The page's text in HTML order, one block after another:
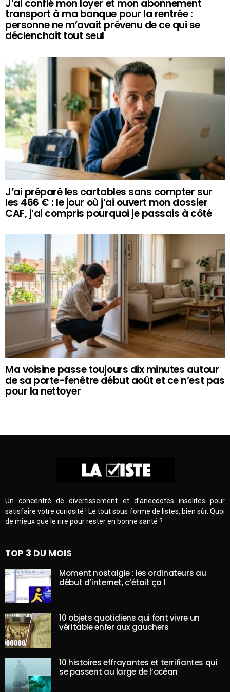
J’ai confié mon loyer et mon abonnement
transport à ma banque pour la rentrée :
personne ne m’avait prévenu de ce qui se
déclenchait tout seul
J’ai préparé les cartables sans compter sur
les 466 € : le jour où j’ai ouvert mon dossier
CAF, j’ai compris pourquoi je passais à côté
Ma voisine passe toujours dix minutes autour
de sa porte-fenêtre début août et ce n’est pas
pour la nettoyer
Un concentré de divertissement et d’anecdotes insolites pour
satisfaire votre curiosité ! Le tout sous forme de listes, bien sûr. Quoi
de mieux que le rire pour rester en bonne santé ?
TOP 3 DU MOIS
Moment nostalgie : les ordinateurs au
début d’internet, c’était ça !
10 objets quotidiens qui font vivre un
véritable enfer aux gauchers
10 histoires effrayantes et terrifiantes qui
se passent au large de l’océan